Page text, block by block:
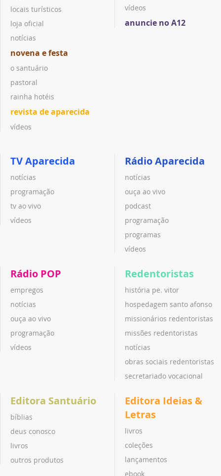
locais turísticos
loja oficial
notícias
novena e festa
o santuário
pastoral
rainha hotéis
revista de aparecida
vídeos
vídeos
anuncie no A12
TV Aparecida
notícias
programação
tv ao vivo
vídeos
Rádio Aparecida
notícias
ouça ao vivo
podcast
programação
programas
vídeos
Rádio POP
empregos
notícias
ouça ao vivo
programação
vídeos
Redentoristas
história pe. vitor
hospedagem santo afonso
missionários redentoristas
missões redentoristas
notícias
obras sociais redentoristas
secretariado vocacional
Editora Santuário
bíblias
deus conosco
livros
outros produtos
Editora Ideias &
Letras
livros
coleções
lançamentos
ebook